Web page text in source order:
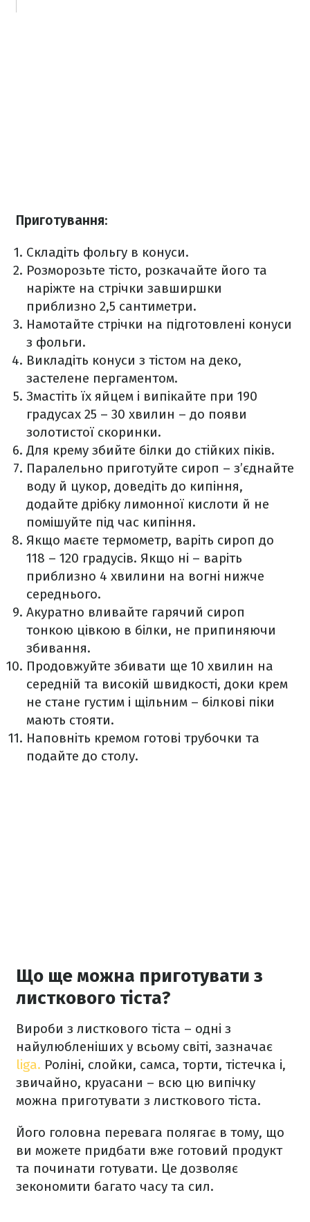
Приготування:
Складіть фольгу в конуси.
Розморозьте тісто, розкачайте його та
наріжте на стрічки завширшки
приблизно 2,5 сантиметри.
Намотайте стрічки на підготовлені конуси
з фольги.
Викладіть конуси з тістом на деко,
застелене пергаментом.
Змастіть їх яйцем і випікайте при 190
градусах 25 – 30 хвилин – до появи
золотистої скоринки.
Для крему збийте білки до стійких піків.
Паралельно приготуйте сироп – з’єднайте
воду й цукор, доведіть до кипіння,
додайте дрібку лимонної кислоти й не
помішуйте під час кипіння.
Якщо маєте термометр, варіть сироп до
118 – 120 градусів. Якщо ні – варіть
приблизно 4 хвилини на вогні нижче
середнього.
Акуратно вливайте гарячий сироп
тонкою цівкою в білки, не припиняючи
збивання.
Продовжуйте збивати ще 10 хвилин на
середній та високій швидкості, доки крем
не стане густим і щільним – білкові піки
мають стояти.
Наповніть кремом готові трубочки та
подайте до столу.
Що ще можна приготувати з
листкового тіста?
Вироби з листкового тіста – одні з
найулюбленіших у всьому світі, зазначає
liga. Роліні, слойки, самса, торти, тістечка і,
звичайно, круасани – всю цю випічку
можна приготувати з листкового тіста.
Його головна перевага полягає в тому, що
ви можете придбати вже готовий продукт
та починати готувати. Це дозволяє
зекономити багато часу та сил.